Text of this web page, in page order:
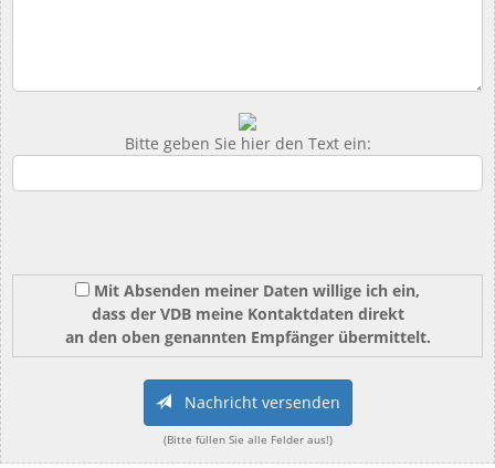
Bitte geben Sie hier den Text ein:
Mit Absenden meiner Daten willige ich ein,
dass der VDB meine Kontaktdaten direkt
an den oben genannten Empfänger übermittelt.
Nachricht versenden
(Bitte füllen Sie alle Felder aus!)